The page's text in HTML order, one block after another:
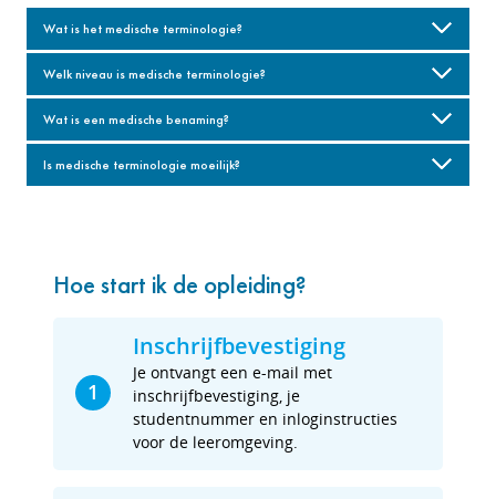
Wat is het medische terminologie?
Welk niveau is medische terminologie?
Wat is een medische benaming?
Is medische terminologie moeilijk?
Hoe start ik de opleiding?
1
Inschrijfbevestiging
Je ontvangt een e-mail met
inschrijfbevestiging, je
studentnummer en inloginstructies
voor de leeromgeving.